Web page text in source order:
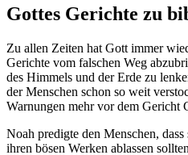
Gottes Gerichte zu
Zu allen Zeiten hat Gott immer
Gerichte vom falschen Weg
des Himmels und der Erde zu
der Menschen schon so weit
Warnungen mehr vor dem Gericht
Noah predigte den Menschen,
ihren bösen Werken ablassen